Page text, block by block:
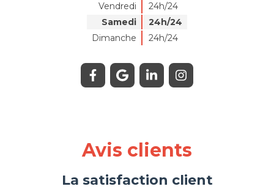
Vendredi
24h/24
Samedi
24h/24
Dimanche
24h/24
Avis clients
La satisfaction client